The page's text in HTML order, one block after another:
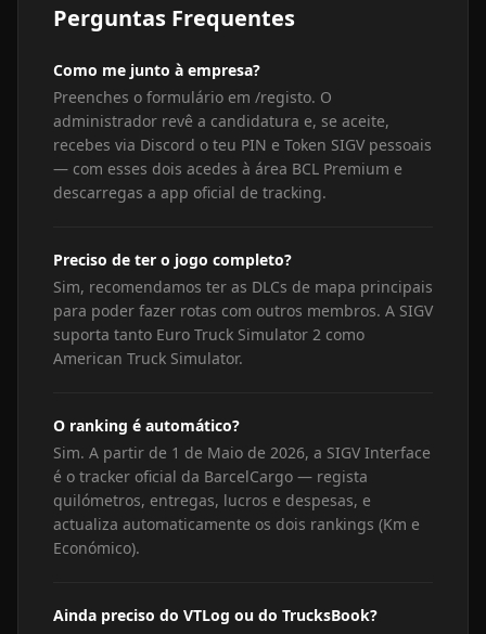
Perguntas Frequentes
Como me junto à empresa?
Preenches o formulário em /registo. O
administrador revê a candidatura e, se aceite,
recebes via Discord o teu PIN e Token SIGV pessoais
— com esses dois acedes à área BCL Premium e
descarregas a app oficial de tracking.
Preciso de ter o jogo completo?
Sim, recomendamos ter as DLCs de mapa principais
para poder fazer rotas com outros membros. A SIGV
suporta tanto Euro Truck Simulator 2 como
American Truck Simulator.
O ranking é automático?
Sim. A partir de 1 de Maio de 2026, a SIGV Interface
é o tracker oficial da BarcelCargo — regista
quilómetros, entregas, lucros e despesas, e
actualiza automaticamente os dois rankings (Km e
Económico).
Ainda preciso do VTLog ou do TrucksBook?